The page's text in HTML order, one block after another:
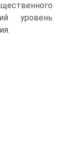
уровень